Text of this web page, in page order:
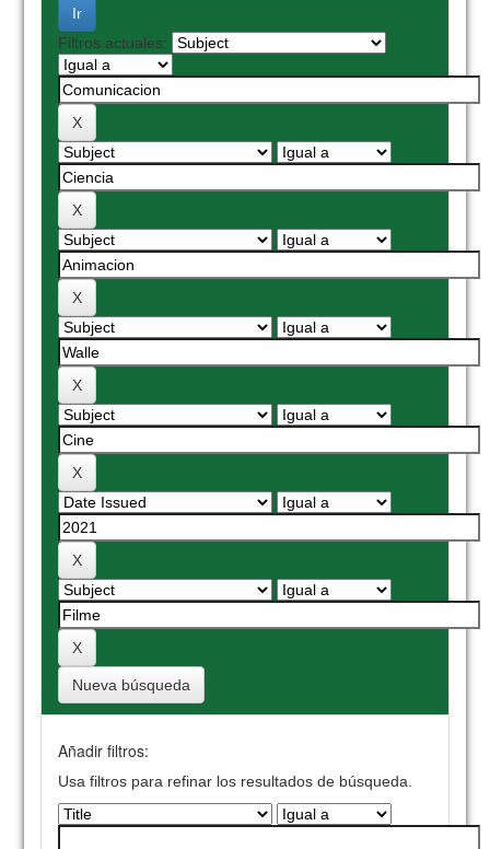
Filtros actuales:
Nueva búsqueda
Añadir filtros:
Usa filtros para refinar los resultados de búsqueda.